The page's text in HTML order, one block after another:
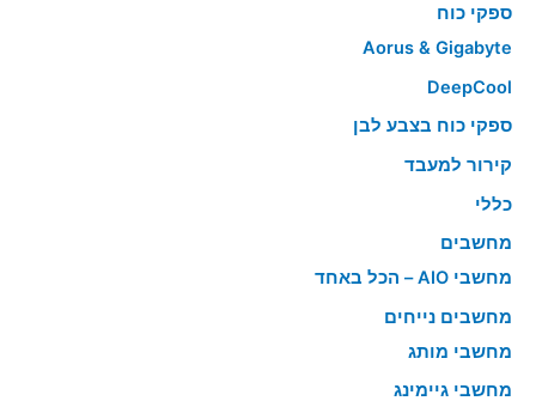
ספקי כוח
Aorus & Gigabyte
DeepCool
ספקי כוח בצבע לבן
קירור למעבד
כללי
מחשבים
מחשבי AIO – הכל באחד
מחשבים נייחים
מחשבי מותג
מחשבי גיימינג